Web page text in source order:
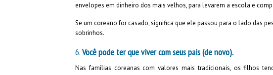
envelopes em dinheiro dos mais velhos, para levarem a escola e
Se um coreano for casado, significa que ele passou para o lado das
sobrinhos.
6.Você pode ter que viver com seus pais (de novo).
Nas famílias coreanas com valores mais tradicionais, os filhos